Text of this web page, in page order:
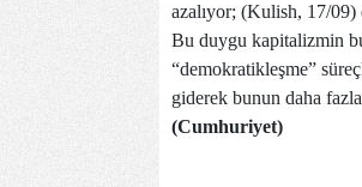
azalıyor; (Kulish, 17/09)
Bu duygu kapitalizmin
“demokratikleşme”
giderek bunun daha fazla
(Cumhuriyet)